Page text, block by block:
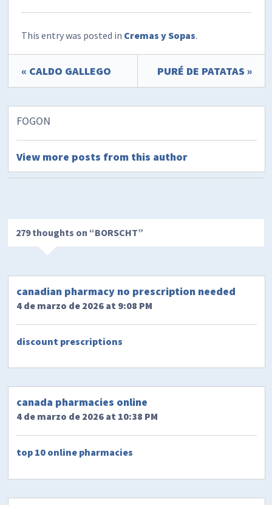
This entry was posted in Cremas y Sopas.
« CALDO GALLEGO PURÉ DE PATATAS »
FOGON
View more posts from this author
279 thoughts on “BORSCHT”
canadian pharmacy no prescription needed
4 de marzo de 2026 at 9:08 PM
discount prescriptions
canada pharmacies online
4 de marzo de 2026 at 10:38 PM
top 10 online pharmacies